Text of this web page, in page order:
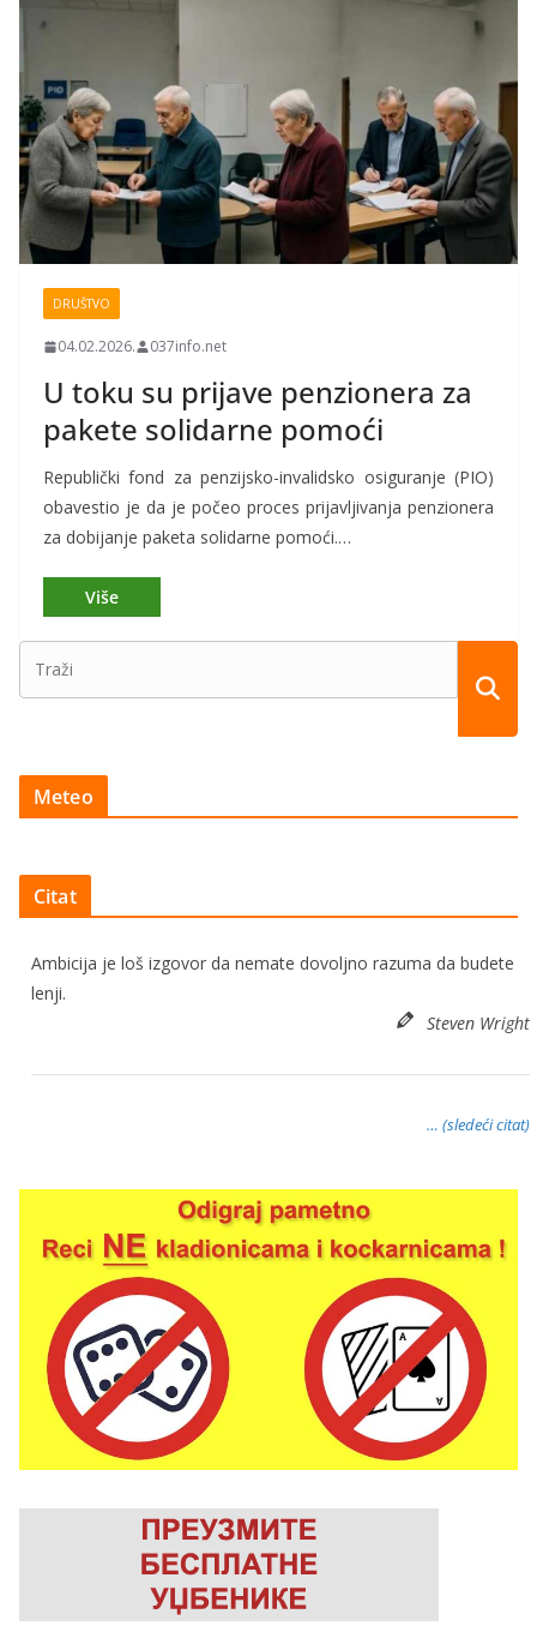
DRUŠTVO
04.02.2026. 037info.net
U toku su prijave penzionera za
pakete solidarne pomoći
Republički fond za penzijsko-invalidsko osiguranje (PIO)
obavestio je da je počeo proces prijavljivanja penzionera
za dobijanje paketa solidarne pomoći.…
Meteo
Citat
Ambicija je loš izgovor da nemate dovoljno razuma da budete
lenji.
Steven Wright
… (sledeći citat)